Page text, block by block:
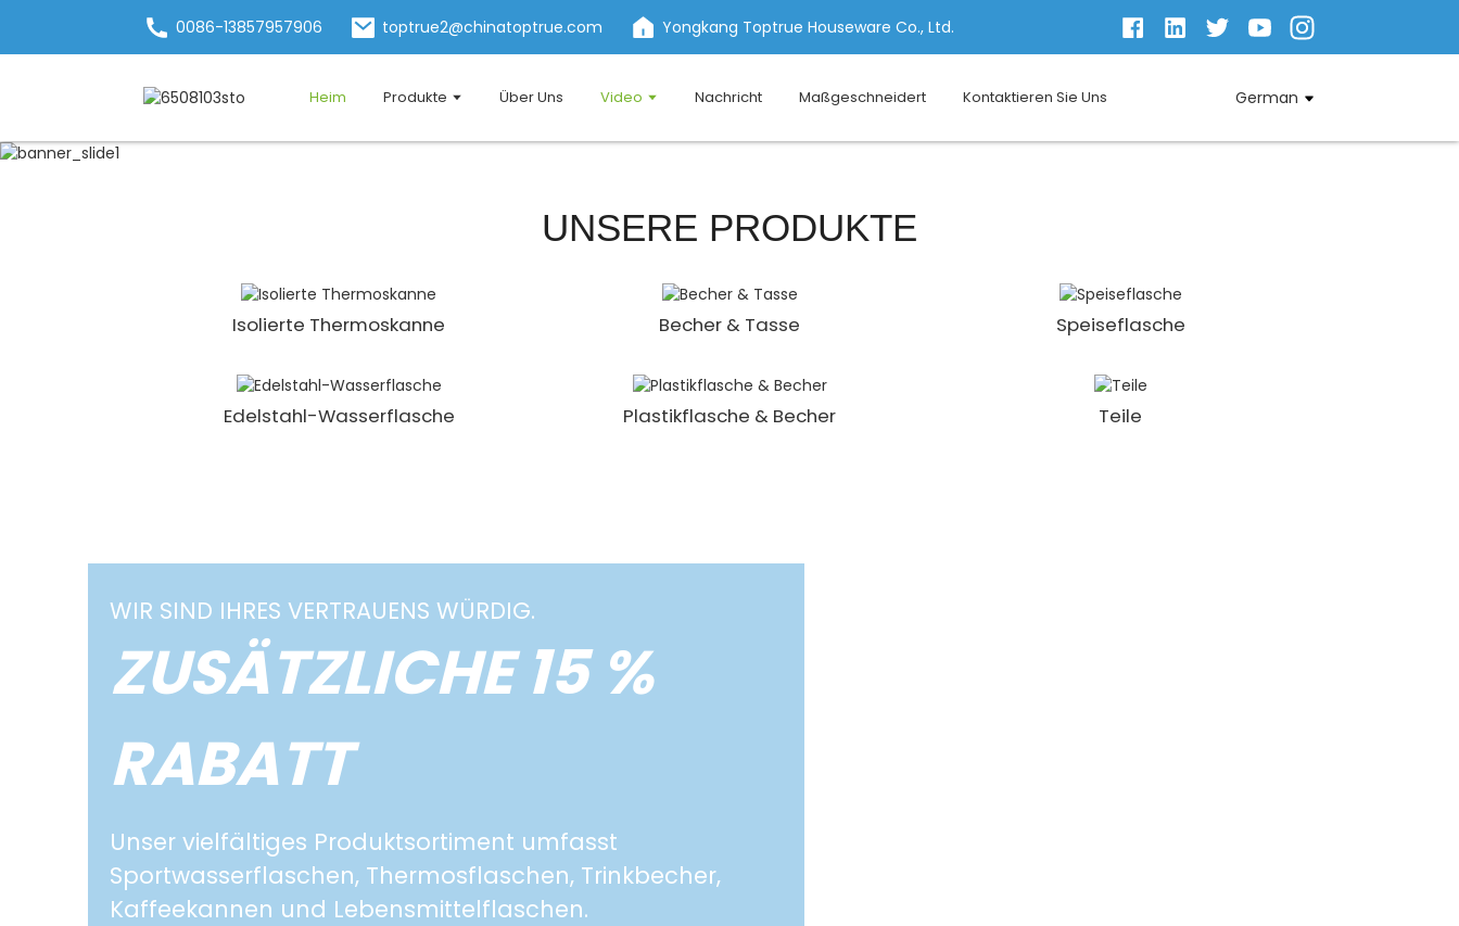
0086-13857957906 toptrue2@chinatoptrue.com Yongkang Toptrue Houseware Co., Ltd.
Heim Produkte Über Uns Video Nachricht Maßgeschneidert Kontaktieren Sie Uns German
UNSERE PRODUKTE
Isolierte Thermoskanne Becher & Tasse Speiseflasche
Edelstahl-Wasserflasche Plastikflasche & Becher Teile
WIR SIND IHRES VERTRAUENS WÜRDIG.
ZUSÄTZLICHE 15 %
RABATT
Unser vielfältiges Produktsortiment umfasst
Sportwasserflaschen, Thermosflaschen, Trinkbecher,
Kaffeekannen und Lebensmittelflaschen.